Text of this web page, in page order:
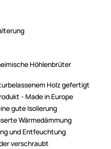
Höhlenbrüter
Holz gefertigt
- Made in Europe
gute Isolierung
Wärmedämmung
und Entfeuchtung
verschraubt